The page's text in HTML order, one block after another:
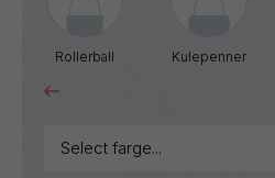
Rollerball Kulepenner
select farge...